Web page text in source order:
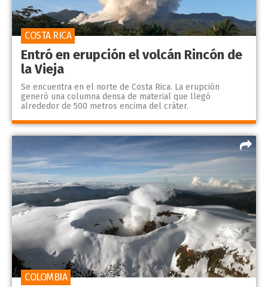
Entró en erupción el volcán Rincón de
la Vieja
Se encuentra en el norte de Costa Rica. La erupción
generó una columna densa de material que llegó
alrededor de 500 metros encima del cráter.
COSTA RICA
COLOMBIA